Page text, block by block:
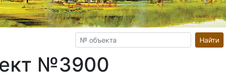
Найти
№3900